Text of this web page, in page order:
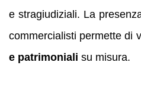
e stragiudiziali. La
commercialisti permette di
e patrimoniali su misura.